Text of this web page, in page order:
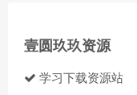
壹圆玖玖资源
学习下载资源站